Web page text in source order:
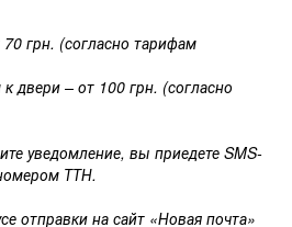
грн. (согласно тарифам
двери – от 100 грн. (согласно
уведомление, вы приедете SMS-
ТТН.
отправки на сайт «Новая почта»